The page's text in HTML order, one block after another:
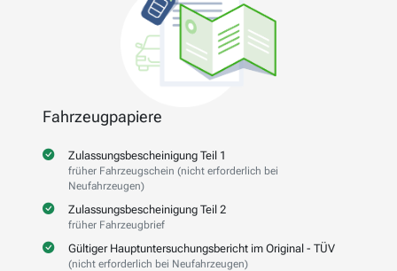
Fahrzeugpapiere
Zulassungsbescheinigung Teil 1
früher Fahrzeugschein (nicht erforderlich bei
Neufahrzeugen)
Zulassungsbescheinigung Teil 2
früher Fahrzeugbrief
Gültiger Hauptuntersuchungsbericht im Original - TÜV
(nicht erforderlich bei Neufahrzeugen)